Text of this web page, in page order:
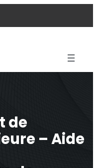
de
– Aide